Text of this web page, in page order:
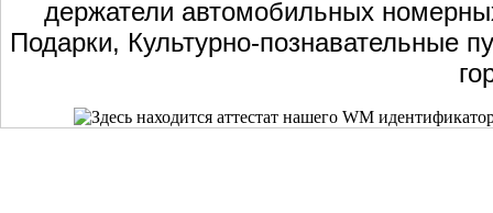
держатели автомобильных
Подарки, Культурно-познавательные